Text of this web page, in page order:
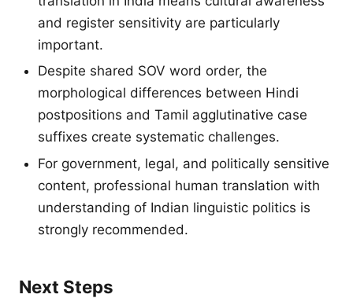
and register sensitivity are particularly
important.
Despite shared SOV word order, the
morphological differences between Hindi
postpositions and Tamil agglutinative case
suffixes create systematic challenges.
For government, legal, and politically sensitive
content, professional human translation with
understanding of Indian linguistic politics is
strongly recommended.
Next Steps